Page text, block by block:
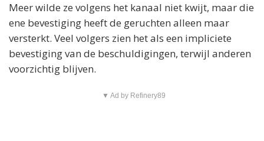
Meer wilde ze volgens het kanaal niet kwijt, maar die
ene bevestiging heeft de geruchten alleen maar
versterkt. Veel volgers zien het als een impliciete
bevestiging van de beschuldigingen, terwijl anderen
voorzichtig blijven.
▼ Ad by Refinery89